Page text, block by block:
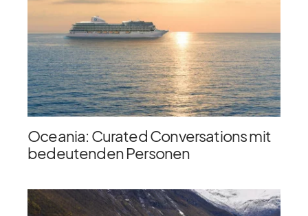
Oceania: Curated Conversations mit
bedeutenden Personen